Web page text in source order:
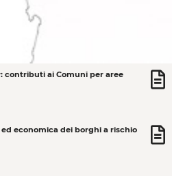
contributi ai Comuni per aree
economica dei borghi a rischio